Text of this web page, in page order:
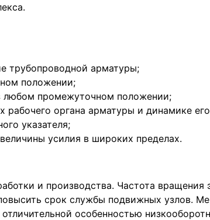
трубопроводной арматуры;
положении;
любом промежуточном положении;
органа арматуры и динамике
указателя;
усилия в широких пределах.
и производства. Частота вращения
срок службы подвижных узлов.
особенностью